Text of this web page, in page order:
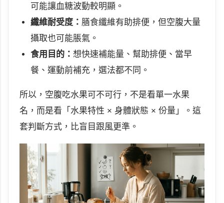
可能讓血糖波動較明顯。
纖維耐受度： 膳食纖維有助排便，但空腹大量
攝取也可能脹氣。
食用目的： 想快速補能量、幫助排便、當早
餐、運動前補充，選法都不同。
所以，空腹吃水果可不可行，不是看單一水果
名，而是看「水果特性 × 身體狀態 × 份量」。這
套判斷方式，比盲目跟風更準。